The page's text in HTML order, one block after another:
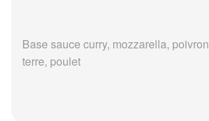
Base sauce curry, mozzarella,
terre, poulet